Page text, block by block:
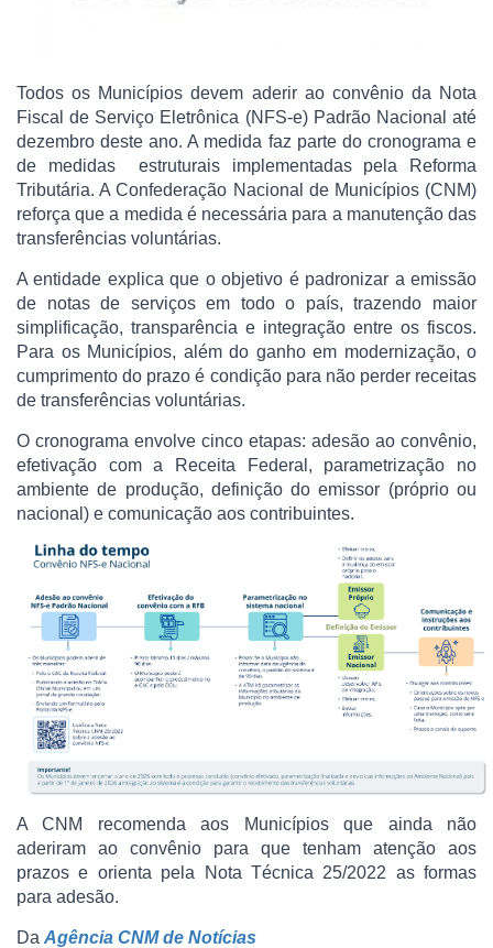
Todos os Municípios devem aderir ao convênio da Nota
Fiscal de Serviço Eletrônica (NFS-e) Padrão Nacional até
dezembro deste ano. A medida faz parte do cronograma e
de medidas estruturais implementadas pela Reforma
Tributária. A Confederação Nacional de Municípios (CNM)
reforça que a medida é necessária para a manutenção das
transferências voluntárias.
A entidade explica que o objetivo é padronizar a emissão
de notas de serviços em todo o país, trazendo maior
simplificação, transparência e integração entre os fiscos.
Para os Municípios, além do ganho em modernização, o
cumprimento do prazo é condição para não perder receitas
de transferências voluntárias.
O cronograma envolve cinco etapas: adesão ao convênio,
efetivação com a Receita Federal, parametrização no
ambiente de produção, definição do emissor (próprio ou
nacional) e comunicação aos contribuintes.
A CNM recomenda aos Municípios que ainda não
aderiram ao convênio para que tenham atenção aos
prazos e orienta pela Nota Técnica 25/2022 as formas
para adesão.
Da Agência CNM de Notícias